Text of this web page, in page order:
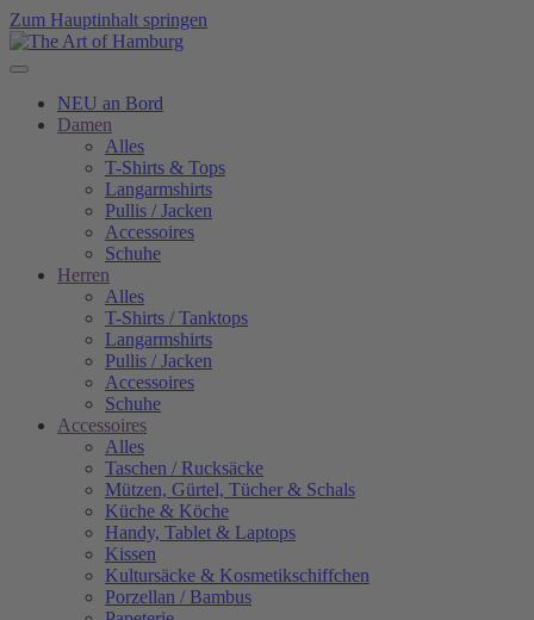
Zum Hauptinhalt springen
NEU an Bord
Damen
Alles
T-Shirts & Tops
Langarmshirts
Pullis / Jacken
Accessoires
Schuhe
Herren
Alles
T-Shirts / Tanktops
Langarmshirts
Pullis / Jacken
Accessoires
Schuhe
Accessoires
Alles
Taschen / Rucksäcke
Mützen, Gürtel, Tücher & Schals
Küche & Köche
Handy, Tablet & Laptops
Kissen
Kultursäcke & Kosmetikschiffchen
Porzellan / Bambus